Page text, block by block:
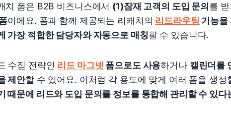
치 폼은 B2B 비즈니스에서 (1)잠재 고객의 도입 문의를
이에요. 폼과 함께 제공되는 리캐치의 리드라우팅 기능을
가장 적합한 담당자와 자동으로 매칭할 수 있습니다.
수집 전략인 리드 마그넷 폼으로도 사용하거나 캘린더를
제안할 수 있어요. 이처럼 각 용도에 맞게 여러 폼을 생성
때문에 리드와 도입 문의를 정보를 통합해 관리할 수 있다